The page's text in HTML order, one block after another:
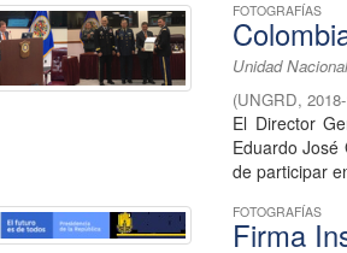
FOTOGRAFÍAS
Unidad
(UNGRD,
El Director
Eduardo José
de participar
FOTOGRAFÍAS
Firma